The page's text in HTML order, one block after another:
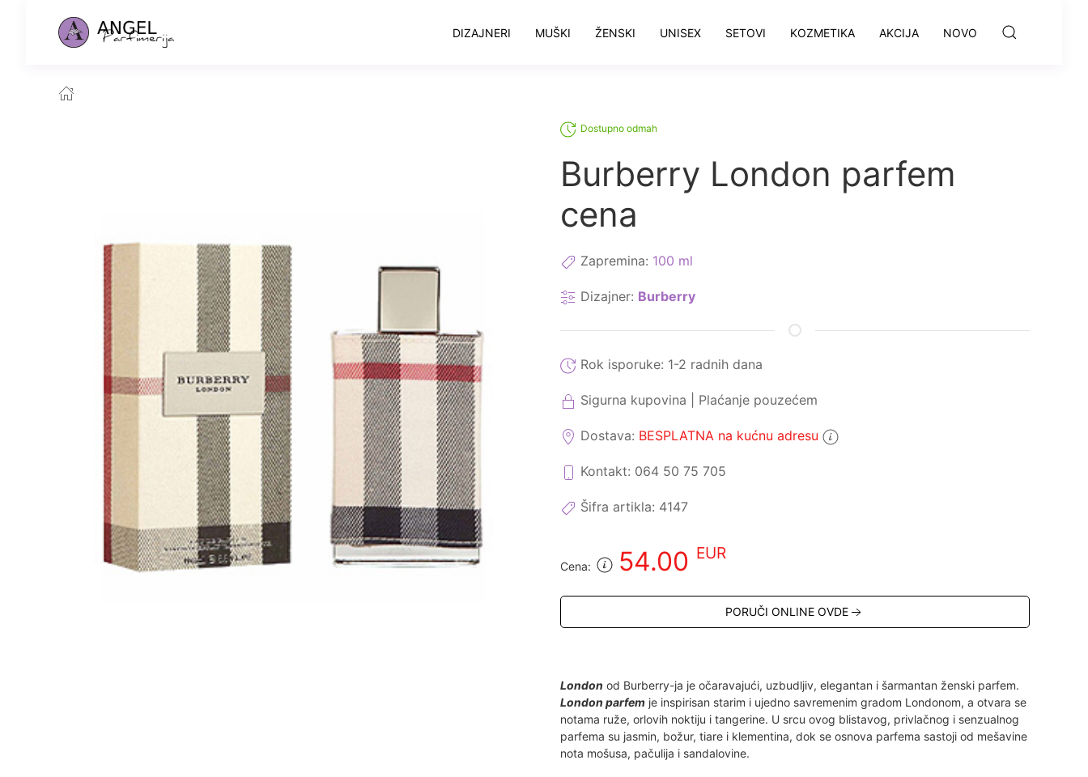
DIZAJNERI MUŠKI ŽENSKI UNISEX SETOVI KOZMETIKA AKCIJA NOVO
Dostupno odmah
Burberry London parfem
cena
Zapremina: 100 ml
Dizajner: Burberry
Rok isporuke: 1-2 radnih dana
Sigurna kupovina | Plaćanje pouzećem
Dostava: BESPLATNA na kućnu adresu
Kontakt: 064 50 75 705
Šifra artikla: 4147
Cena: 54.00 EUR
PORUČI ONLINE OVDE
London od Burberry-ja je očaravajući, uzbudljiv, elegantan i šarmantan ženski parfem.
London parfem je inspirisan starim i ujedno savremenim gradom Londonom, a otvara se
notama ruže, orlovih noktiju i tangerine. U srcu ovog blistavog, privlačnog i senzualnog
parfema su jasmin, božur, tiare i klementina, dok se osnova parfema sastoji od mešavine
nota mošusa, pačulija i sandalovine.